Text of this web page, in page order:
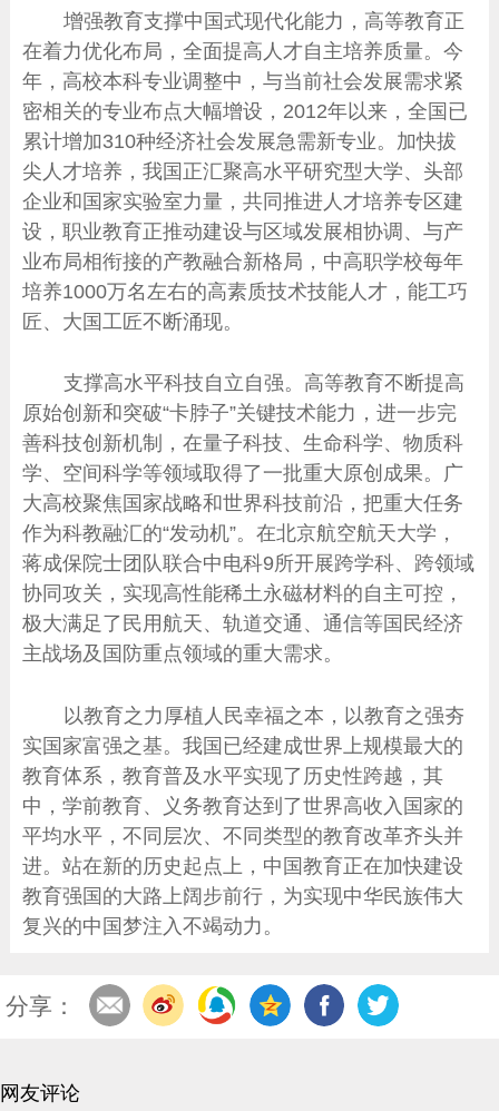
增强教育支撑中国式现代化能力，高等教育正
在着力优化布局，全面提高人才自主培养质量。今
年，高校本科专业调整中，与当前社会发展需求紧
密相关的专业布点大幅增设，2012年以来，全国已
累计增加310种经济社会发展急需新专业。加快拔
尖人才培养，我国正汇聚高水平研究型大学、头部
企业和国家实验室力量，共同推进人才培养专区建
设，职业教育正推动建设与区域发展相协调、与产
业布局相衔接的产教融合新格局，中高职学校每年
培养1000万名左右的高素质技术技能人才，能工巧
匠、大国工匠不断涌现。
支撑高水平科技自立自强。高等教育不断提高
原始创新和突破“卡脖子”关键技术能力，进一步完
善科技创新机制，在量子科技、生命科学、物质科
学、空间科学等领域取得了一批重大原创成果。广
大高校聚焦国家战略和世界科技前沿，把重大任务
作为科教融汇的“发动机”。在北京航空航天大学，
蒋成保院士团队联合中电科9所开展跨学科、跨领域
协同攻关，实现高性能稀土永磁材料的自主可控，
极大满足了民用航天、轨道交通、通信等国民经济
主战场及国防重点领域的重大需求。
以教育之力厚植人民幸福之本，以教育之强夯
实国家富强之基。我国已经建成世界上规模最大的
教育体系，教育普及水平实现了历史性跨越，其
中，学前教育、义务教育达到了世界高收入国家的
平均水平，不同层次、不同类型的教育改革齐头并
进。站在新的历史起点上，中国教育正在加快建设
教育强国的大路上阔步前行，为实现中华民族伟大
复兴的中国梦注入不竭动力。
分享：
网友评论